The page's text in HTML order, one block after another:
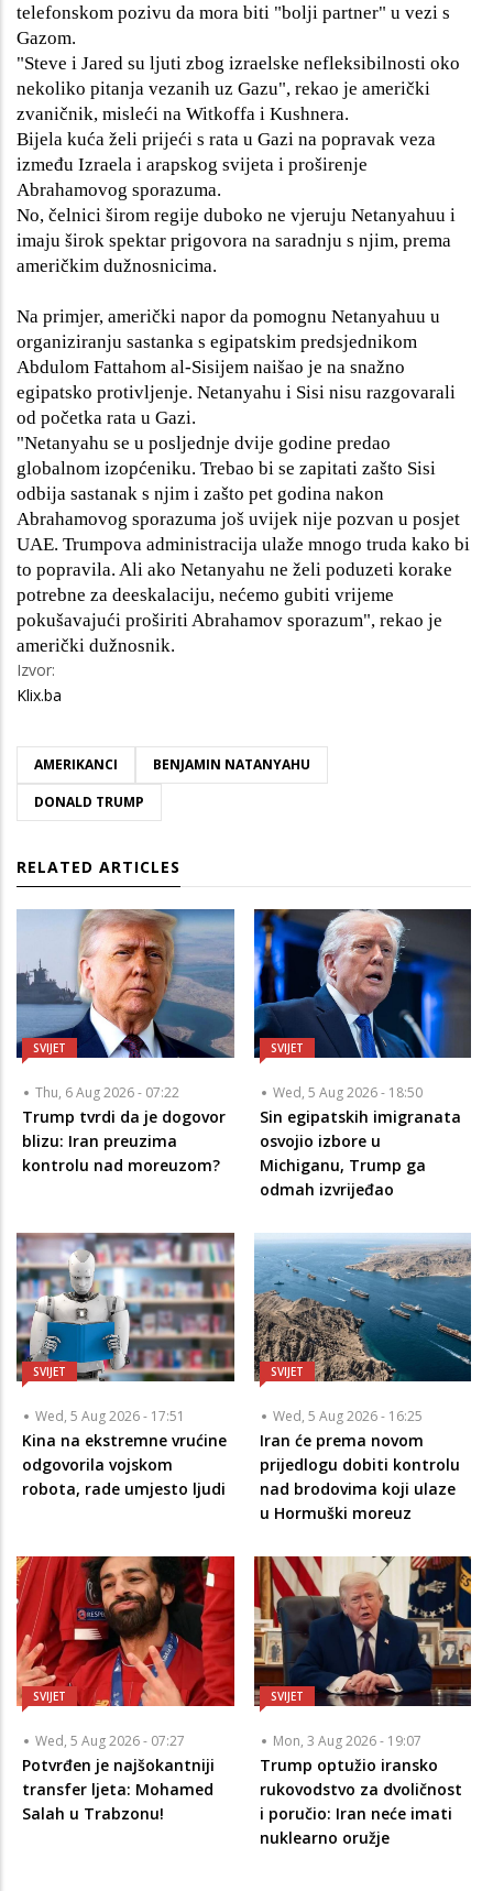
telefonskom pozivu da mora biti "bolji partner" u vezi s
Gazom.
"Steve i Jared su ljuti zbog izraelske nefleksibilnosti oko
nekoliko pitanja vezanih uz Gazu", rekao je američki
zvaničnik, misleći na Witkoffa i Kushnera.
Bijela kuća želi prijeći s rata u Gazi na popravak veza
između Izraela i arapskog svijeta i proširenje
Abrahamovog sporazuma.
No, čelnici širom regije duboko ne vjeruju Netanyahuu i
imaju širok spektar prigovora na saradnju s njim, prema
američkim dužnosnicima.
Na primjer, američki napor da pomognu Netanyahuu u
organiziranju sastanka s egipatskim predsjednikom
Abdulom Fattahom al-Sisijem naišao je na snažno
egipatsko protivljenje. Netanyahu i Sisi nisu razgovarali
od početka rata u Gazi.
"Netanyahu se u posljednje dvije godine predao
globalnom izopćeniku. Trebao bi se zapitati zašto Sisi
odbija sastanak s njim i zašto pet godina nakon
Abrahamovog sporazuma još uvijek nije pozvan u posjet
UAE. Trumpova administracija ulaže mnogo truda kako bi
to popravila. Ali ako Netanyahu ne želi poduzeti korake
potrebne za deeskalaciju, nećemo gubiti vrijeme
pokušavajući proširiti Abrahamov sporazum", rekao je
američki dužnosnik.
Izvor:
Klix.ba
AMERIKANCI
BENJAMIN NATANYAHU
DONALD TRUMP
RELATED ARTICLES
SVIJET
Thu, 6 Aug 2026 - 07:22
Trump tvrdi da je dogovor
blizu: Iran preuzima
kontrolu nad moreuzom?
SVIJET
Wed, 5 Aug 2026 - 18:50
Sin egipatskih imigranata
osvojio izbore u
Michiganu, Trump ga
odmah izvrijeđao
SVIJET
Wed, 5 Aug 2026 - 17:51
Kina na ekstremne vrućine
odgovorila vojskom
robota, rade umjesto ljudi
SVIJET
Wed, 5 Aug 2026 - 16:25
Iran će prema novom
prijedlogu dobiti kontrolu
nad brodovima koji ulaze
u Hormuški moreuz
SVIJET
Wed, 5 Aug 2026 - 07:27
Potvrđen je najšokantniji
transfer ljeta: Mohamed
Salah u Trabzonu!
SVIJET
Mon, 3 Aug 2026 - 19:07
Trump optužio iransko
rukovodstvo za dvoličnost
i poručio: Iran neće imati
nuklearno oružje